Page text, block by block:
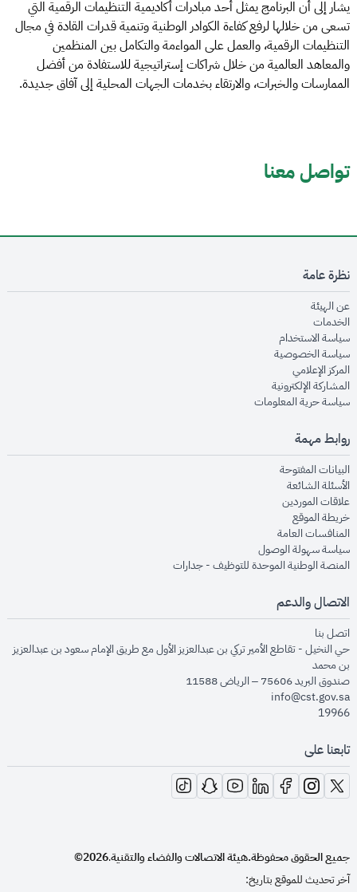
يشار إلى أن البرنامج يمثل أحد مبادرات أكاديمية التنظيمات الرقمية التي
تسعى من خلالها لرفع كفاءة الكوادر الوطنية وتنمية قدرات القادة في مجال
التنظيمات الرقمية، والعمل على المواءمة والتكامل بين المنظمين
والمعاهد العالمية من خلال شراكات إستراتيجية للاستفادة من أفضل
الممارسات والخبرات، والارتقاء بخدمات الجهات المحلية إلى آفاق جديدة.
تواصل معنا
نظرة عامة
عن الهيئةopens in new window
الخدماتopens in new window
سياسة الاستخدام
سياسة الخصوصيةopens in new window
المركز الإعلاميopens in new window
المشاركة الإلكترونيةopens in new window
سياسة حرية المعلوماتopens in new window
روابط مهمة
البيانات المفتوحةopens in new window
الأسئلة الشائعةopens in new window
علاقات الموردينopens in new window
خريطة الموقعopens in new window
المنافسات العامةopens in new window
سياسة سهولة الوصولopens in new window
المنصة الوطنية الموحدة للتوظيف - جداراتopens in new window
الاتصال والدعم
اتصل بنا
حي النخيل - تقاطع الأمير تركي بن عبدالعزيز الأول مع طريق الإمام سعود بن عبدالعزيز
بن محمد
صندوق البريد 75606 – الرياض 11588
info@cst.gov.sa
19966
تابعنا على
opens in new window
opens in new window
opens in new window
opens in new window
opens in new window
opens in new window
opens in new window
جميع الحقوق محفوظة.هيئة الاتصالات والفضاء والتقنية.
2026©
آخر تحديث للموقع بتاريخ: